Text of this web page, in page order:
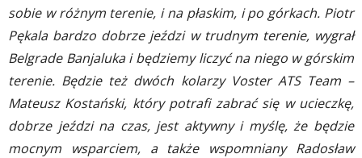
sobie w różnym terenie, i na płaskim, i po górkach. Piotr
Pękala bardzo dobrze jeździ w trudnym terenie, wygrał
Belgrade Banjaluka i będziemy liczyć na niego w górskim
terenie. Będzie też dwóch kolarzy Voster ATS Team –
Mateusz Kostański, który potrafi zabrać się w ucieczkę,
dobrze jeździ na czas, jest aktywny i myślę, że będzie
mocnym wsparciem, a także wspomniany Radosław